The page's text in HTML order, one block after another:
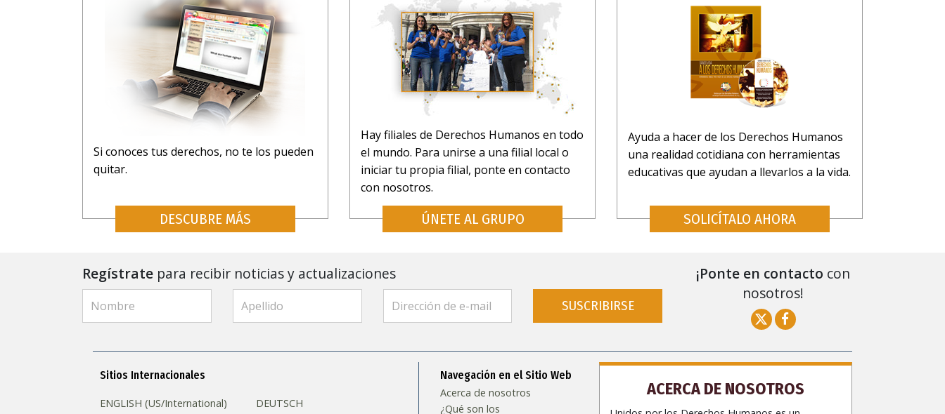
Si conoces tus derechos, no te los pueden
quitar.
DESCUBRE MÁS
Hay filiales de Derechos Humanos en todo
el mundo. Para unirse a una filial local o
iniciar tu propia filial, ponte en contacto
con nosotros.
ÚNETE AL GRUPO
Ayuda a hacer de los Derechos Humanos
una realidad cotidiana con herramientas
educativas que ayudan a llevarlos a la vida.
SOLICÍTALO AHORA
Regístrate para recibir noticias y actualizaciones
SUSCRIBIRSE
¡Ponte en contacto con
nosotros!
Sitios Internacionales
ENGLISH (US/International)
DEUTSCH
Navegación en el Sitio Web
Acerca de nosotros
¿Qué son los
ACERCA DE NOSOTROS